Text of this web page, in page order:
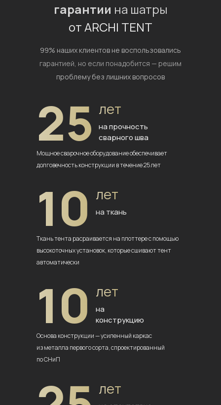
гарантии на шатры
от ARCHI TENT
99% наших клиентов не воспользовались
гарантией, но если понадобится — решим
проблему без лишних вопросов
25 лет
на прочность
сварного шва
Мощное сварочное оборудованиеобеспечивает
долговечностьконструкции в течение 25 лет
10 лет
на ткань
Ткань тента расраивается на плоттерес помощью
высокоточных установок, которые сшивают тент
автоматически
10 лет
на
конструкцию
Основа конструкции — усиленный каркас
из металла первого сорта,спроектированный
по СНиП
лет